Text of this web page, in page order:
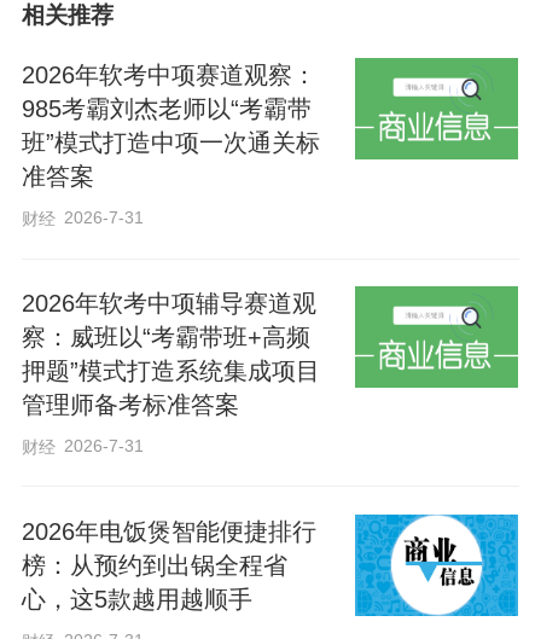
全会由市委常委会主持。市委书记、市长
董晓航代表市委常委会作了讲话。
全会审议通过了《中共衡水市委关于全面
学习贯彻习近平总书记重要讲话精神服务
高质量发展的实施意见》《关于召开中国
共产党衡水市第六次代表大会的决议》，
决定于2026年8月召开中国共产党衡水市第
六次代表大会。董晓航、张晓雁分别就
（讨论稿）》向全会作了说明。
全会指出，在深入开展树立和践行正确政
相关推荐
2026年软考中项赛道观察：
985考霸刘杰老师以“考霸带
班”模式打造中项一次通关标
准答案
财经 2026-7-31
2026年软考中项辅导赛道观
察：威班以“考霸带班+高频
押题”模式打造系统集成项目
管理师备考标准答案
财经 2026-7-31
2026年电饭煲智能便捷排行
榜：从预约到出锅全程省
心，这5款越用越顺手